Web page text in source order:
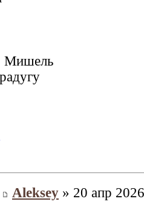
Мишель
Aleksey » 20 апр